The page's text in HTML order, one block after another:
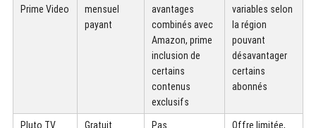
Prime Video
mensuel
payant
avantages
combinés avec
Amazon, prime
inclusion de
certains
contenus
exclusifs
variables selon
la région
pouvant
désavantager
certains
abonnés
Pluto TV Gratuit
Pas
Offre limitée,